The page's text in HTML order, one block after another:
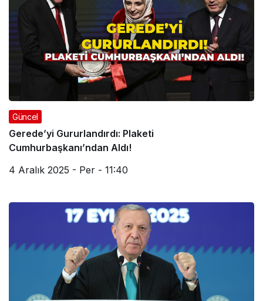
Güncel
Gerede’yi Gururlandırdı: Plaketi
Cumhurbaşkanı’ndan Aldı!
4 Aralık 2025 - Per - 11:40